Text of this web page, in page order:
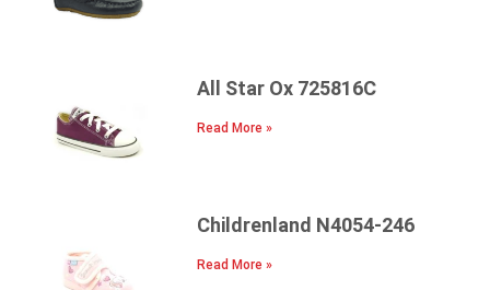
All Star Ox 725816C
Read More »
Childrenland N4054-246
Read More »